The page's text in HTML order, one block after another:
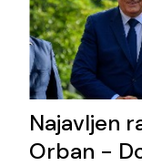
Najavljen
Orban -